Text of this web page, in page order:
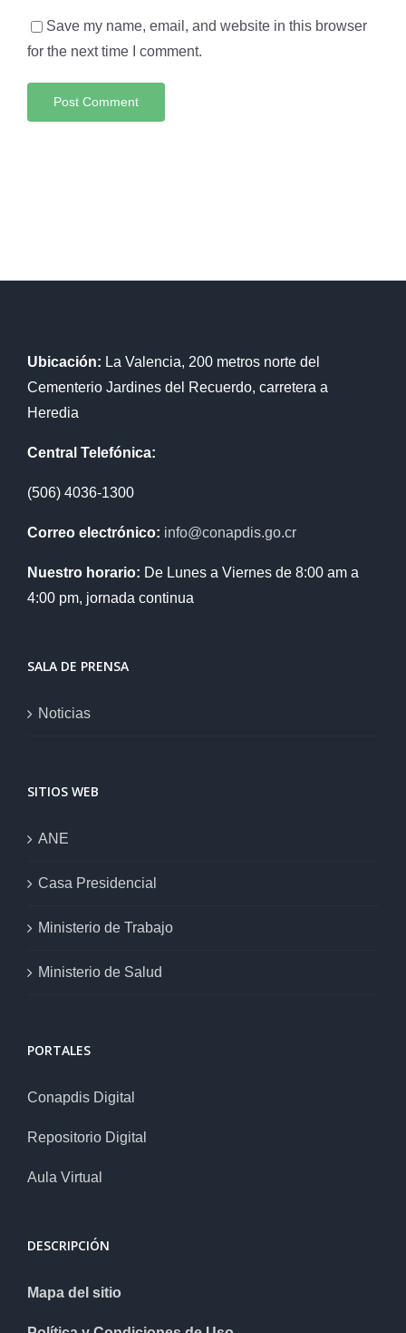
Save my name, email, and website in this browser
for the next time I comment.
Ubicación: La Valencia, 200 metros norte del
Cementerio Jardines del Recuerdo, carretera a
Heredia
Central Telefónica:
(506) 4036-1300
Correo electrónico: info@conapdis.go.cr
Nuestro horario: De Lunes a Viernes de 8:00 am a
4:00 pm, jornada continua
SALA DE PRENSA
Noticias
SITIOS WEB
ANE
Casa Presidencial
Ministerio de Trabajo
Ministerio de Salud
PORTALES
Conapdis Digital
Repositorio Digital
Aula Virtual
DESCRIPCIÓN
Mapa del sitio